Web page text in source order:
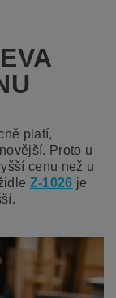
platí,
Proto u
cenu než u
Z-1026 je